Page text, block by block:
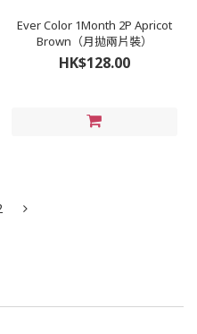
Ever Color 1Month 2P Apricot
Brown（月拋兩片裝）
HK$128.00